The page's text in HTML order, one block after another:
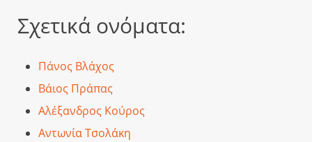
Σχετικά ονόματα:
Πάνος Βλάχος
Βάιος Πράπας
Αλέξανδρος Κούρος
Αντωνία Τσολάκη